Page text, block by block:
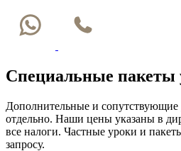
Специальные пакеты
Дополнительные и сопутствующие
отдельно. Наши цены указаны в
все налоги. Частные уроки и
запросу.